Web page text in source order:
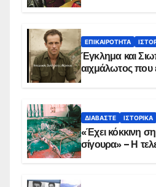
ΕΠΙΚΑΙΡΌΤΗΤΑ
Έγκλημα και
αιχμάλωτος που
ΔΙΑΒΆΣΤΕ ΙΣΤΟΡΙΚΆ
«Έχει κόκκινη
σίγουρα» – Η